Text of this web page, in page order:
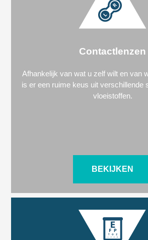
Contactlenzen
Afhankelijk van wat u zelf wilt en van
is er een ruime keus uit verschillende
vloeistoffen.
BEKIJKEN